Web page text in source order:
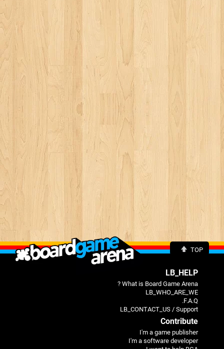
TOP
LB_HELP
What is Board Game Arena ?
LB_WHO_ARE_WE
F.A.Q.
LB_CONTACT_US / Support
Contribute
I'm a game publisher
I'm a software developer